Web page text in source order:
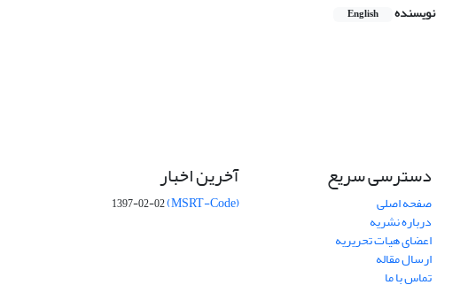
نویسنده English
دسترسی سریع
صفحه اصلی
درباره نشریه
اعضای هیات تحریریه
ارسال مقاله
تماس با ما
آخرین اخبار
(MSRT-Code)
1397-02-02